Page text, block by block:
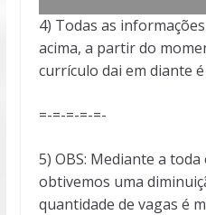
4) Todas as
acima, a partir do
currículo dai em diante
=-=-=-=-=-
5) OBS: Mediante a
obtivemos uma
quantidade de vagas é